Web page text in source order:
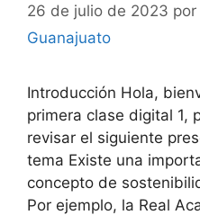
26 de julio de 2023 por
Guanajuato
Introducción Hola,
primera clase digital 1,
revisar el siguiente
tema Existe una
concepto de
Por ejemplo, la Real